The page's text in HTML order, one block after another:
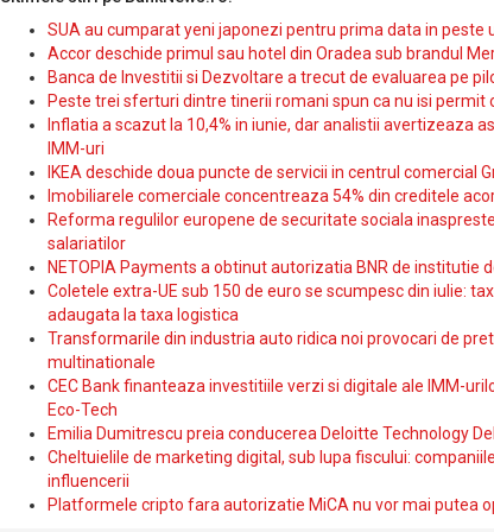
SUA au cumparat yeni japonezi pentru prima data in peste
Accor deschide primul sau hotel din Oradea sub brandul
Banca de Investitii si Dezvoltare a trecut de evaluarea pe
Peste trei sferturi dintre tinerii romani spun ca nu isi permit
Inflatia a scazut la 10,4% in iunie, dar analistii avertizeaza
IMM-uri
IKEA deschide doua puncte de servicii in centrul comercial
Imobiliarele comerciale concentreaza 54% din creditele
Reforma regulilor europene de securitate sociala
salariatilor
NETOPIA Payments a obtinut autorizatia BNR de institutie
Coletele extra-UE sub 150 de euro se scumpesc din iulie:
adaugata la taxa logistica
Transformarile din industria auto ridica noi provocari de
multinationale
CEC Bank finanteaza investitiile verzi si digitale ale IMM-
Eco-Tech
Emilia Dumitrescu preia conducerea Deloitte Technology
Cheltuielile de marketing digital, sub lupa fiscului:
influencerii
Platformele cripto fara autorizatie MiCA nu vor mai putea